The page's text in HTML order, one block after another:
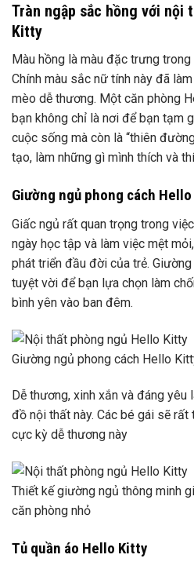
Tràn ngập sắc hồng với nội
Kitty
Màu hồng là màu đặc trưng
Chính màu sắc nữ tính này đã
mèo dễ thương. Một căn phòng
bạn không chỉ là nơi để bạn tạm
cuộc sống mà còn là “thiên
tạo, làm những gì mình thích và
Giường ngủ phong cách
Giấc ngủ rất quan trọng trong
ngày học tập và làm việc mệt
phát triển đầu đời của trẻ.
tuyệt vời để bạn lựa chọn làm
bình yên vào ban đêm.
Giường ngủ phong cách Hello
Dễ thương, xinh xắn và đáng yêu
đồ nội thất này. Các bé gái sẽ
cực kỳ dễ thương này
Thiết kế giường ngủ thông minh
căn phòng nhỏ
Tủ quần áo Hello Kitty